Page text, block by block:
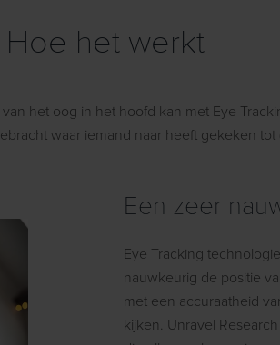
Hoe het werkt
het oog in het hoofd kan met Eye
waar iemand naar heeft gekeken tot
Een zeer
Eye Tracking
nauwkeurig de positie
met een accuraatheid
kijken. Unravel